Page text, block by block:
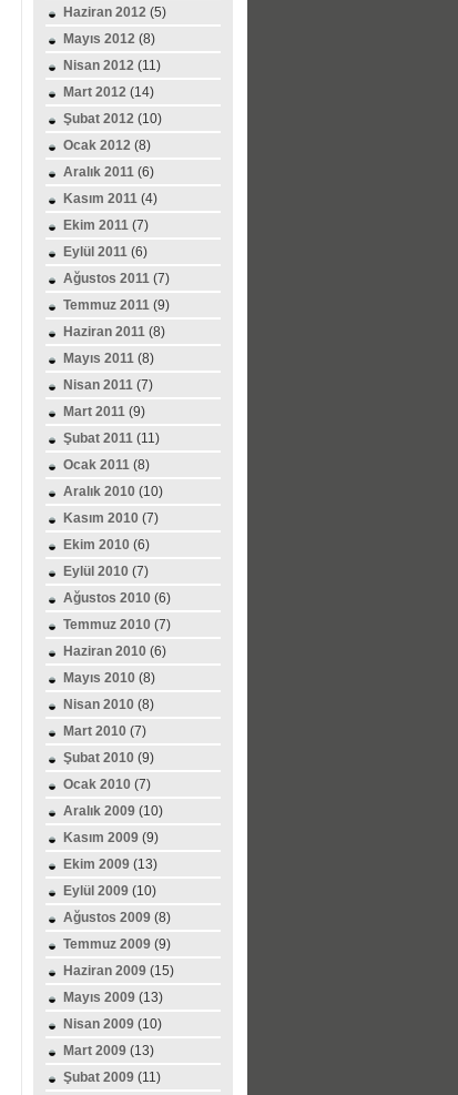
Haziran 2012 (5)
Mayıs 2012 (8)
Nisan 2012 (11)
Mart 2012 (14)
Şubat 2012 (10)
Ocak 2012 (8)
Aralık 2011 (6)
Kasım 2011 (4)
Ekim 2011 (7)
Eylül 2011 (6)
Ağustos 2011 (7)
Temmuz 2011 (9)
Haziran 2011 (8)
Mayıs 2011 (8)
Nisan 2011 (7)
Mart 2011 (9)
Şubat 2011 (11)
Ocak 2011 (8)
Aralık 2010 (10)
Kasım 2010 (7)
Ekim 2010 (6)
Eylül 2010 (7)
Ağustos 2010 (6)
Temmuz 2010 (7)
Haziran 2010 (6)
Mayıs 2010 (8)
Nisan 2010 (8)
Mart 2010 (7)
Şubat 2010 (9)
Ocak 2010 (7)
Aralık 2009 (10)
Kasım 2009 (9)
Ekim 2009 (13)
Eylül 2009 (10)
Ağustos 2009 (8)
Temmuz 2009 (9)
Haziran 2009 (15)
Mayıs 2009 (13)
Nisan 2009 (10)
Mart 2009 (13)
Şubat 2009 (11)